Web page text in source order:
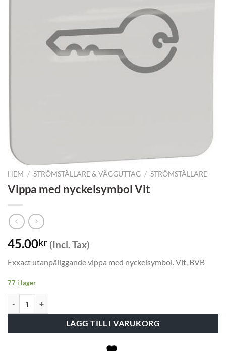
HEM / STRÖMSTÄLLARE & VÄGGUTTAG / STRÖMSTÄLLARE
Vippa med nyckelsymbol Vit
45.00kr (Incl. Tax)
Exxact utanpåliggande vippa med nyckelsymbol. Vit, BVB
77 i lager
LÄGG TILL I VARUKORG